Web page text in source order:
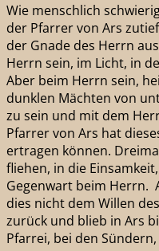
Wie menschlich
der Pfarrer von Ars
der Gnade des Herrn
Herrn sein, im Licht, in
Aber beim Herrn sein,
dunklen Mächten von
zu sein und mit dem
Pfarrer von Ars hat
ertragen können.
fliehen, in die
Gegenwart beim Herrn.
dies nicht dem Willen
zurück und blieb in Ars
Pfarrei, bei den